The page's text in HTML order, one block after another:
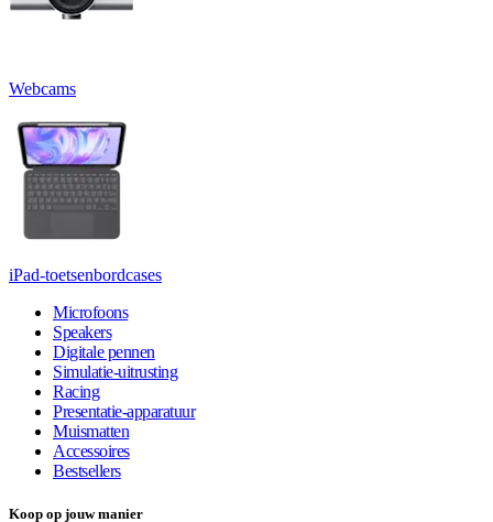
Webcams
iPad-toetsenbordcases
Microfoons
Speakers
Digitale pennen
Simulatie-uitrusting
Racing
Presentatie-apparatuur
Muismatten
Accessoires
Bestsellers
Koop op jouw manier